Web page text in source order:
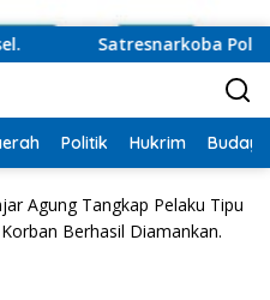
Satresnarkoba Polres
Politik Hukrim Budaya
Agung Tangkap Pelaku Tipu
Berhasil Diamankan.